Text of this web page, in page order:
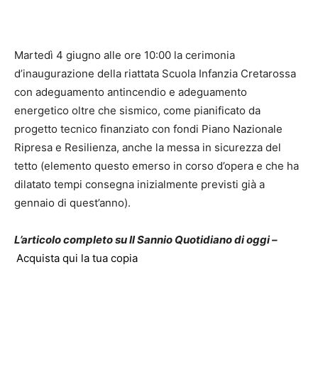
Martedì 4 giugno alle ore 10:00 la cerimonia
d’inaugurazione della riattata Scuola Infanzia Cretarossa
con adeguamento antincendio e adeguamento
energetico oltre che sismico, come pianificato da
progetto tecnico finanziato con fondi Piano Nazionale
Ripresa e Resilienza, anche la messa in sicurezza del
tetto (elemento questo emerso in corso d’opera e che ha
dilatato tempi consegna inizialmente previsti già a
gennaio di quest’anno).
L’articolo completo su Il Sannio Quotidiano di oggi –
Acquista qui la tua copia